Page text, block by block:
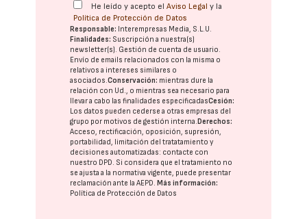
He leído y acepto elAviso Legal y la
Política de Protección de Datos
Responsable: Interempresas Media, S.L.U.
Finalidades: Suscripción a nuestra(s)
newsletter(s). Gestión de cuenta de usuario.
Envío de emails relacionados con la misma o
relativos a intereses similares o
asociados.Conservación: mientras dure la
relación con Ud., o mientras sea necesario para
llevar a cabo las finalidades especificadasCesión:
Los datos pueden cederse a otras empresas del
grupo por motivos de gestión interna.Derechos:
Acceso, rectificación, oposición, supresión,
portabilidad, limitación del tratatamiento y
decisiones automatizadas: contacte con
nuestro DPD. Si considera que el tratamiento no
se ajusta a la normativa vigente, puede presentar
reclamación ante laAEPD.Más información:
Política de Protección de Datos